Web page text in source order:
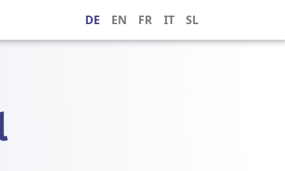
DE EN FR IT SL